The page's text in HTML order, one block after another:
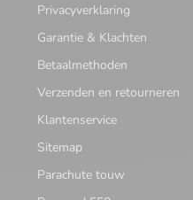
Privacyverklaring
Garantie & Klachten
Betaalmethoden
Verzenden en retourneren
Klantenservice
Sitemap
Parachute touw